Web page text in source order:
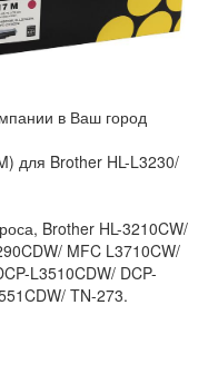
в Ваш город
для Brother HL-L3230/
Brother HL-3210CW/
MFC L3710CW/
L3510CDW/ DCP-
TN-273.